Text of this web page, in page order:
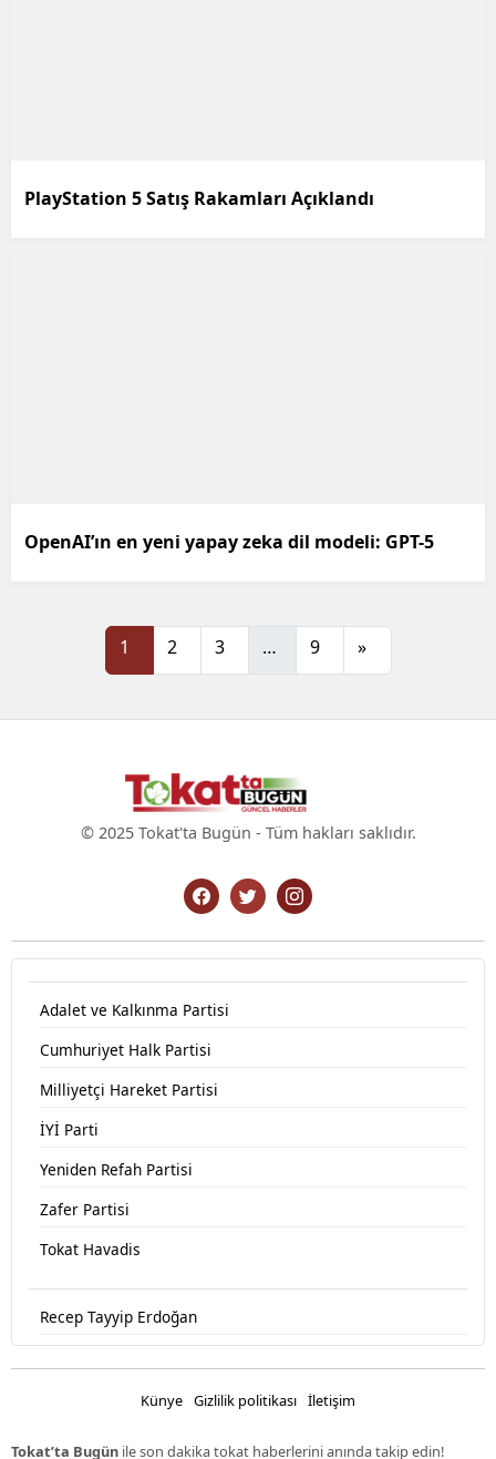
PlayStation 5 Satış Rakamları Açıklandı
OpenAI’ın en yeni yapay zeka dil modeli: GPT-5
1 2 3 … 9 »
© 2025 Tokat'ta Bugün - Tüm hakları saklıdır.
Adalet ve Kalkınma Partisi
Cumhuriyet Halk Partisi
Milliyetçi Hareket Partisi
İYİ Parti
Yeniden Refah Partisi
Zafer Partisi
Tokat Havadis
Recep Tayyip Erdoğan
Künye Gizlilik politikası İletişim
Tokat’ta Bugün ile son dakika tokat haberlerini anında takip edin!